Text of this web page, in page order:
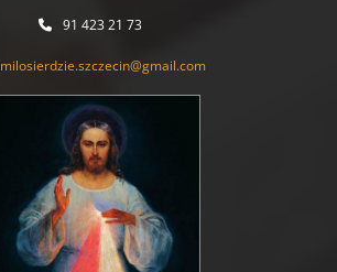
91 423 21 73
milosierdzie.szczecin@gmail.com